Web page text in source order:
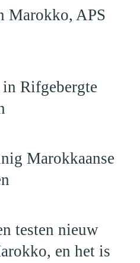
APS
Rifgebergte
Marokkaanse
testen nieuw
en het is